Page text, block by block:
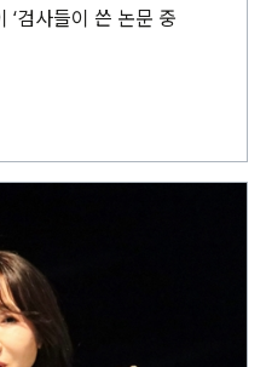
‘검사들이 쓴 논문 중
’고⋯